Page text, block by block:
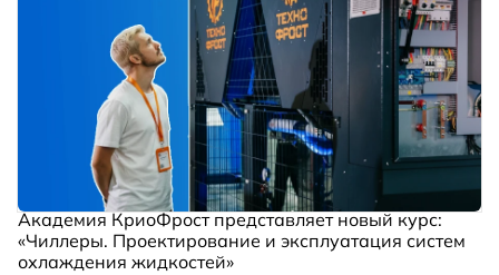
Академия КриоФрост представляет новый курс:
«Чиллеры. Проектирование и эксплуатация систем
охлаждения жидкостей»